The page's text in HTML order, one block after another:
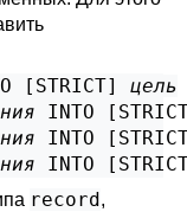
[ STRICT] цель
INTO [
INTO [
INTO [
record,